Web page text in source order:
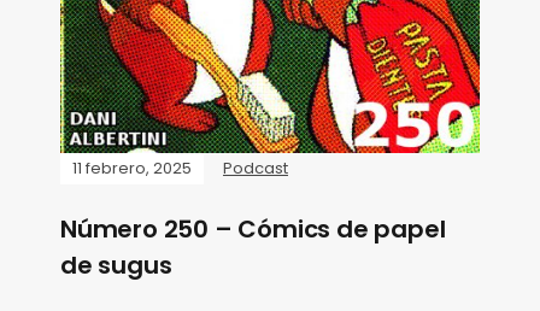
11 febrero, 2025 Podcast
Número 250 – Cómics de papel
de sugus